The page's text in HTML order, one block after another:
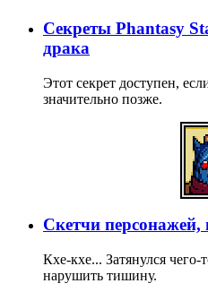
Секреты Phantasy
драка
Этот секрет доступен,
значительно позже.
Скетчи персонажей,
Кхе-кхе... Затянулся
нарушить тишину.